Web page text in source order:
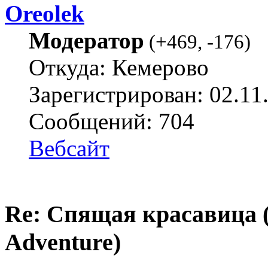
Oreolek
Модератор (+469, -176)
Откуда: Кемерово
Зарегистрирован:
Сообщений: 704
Вебсайт
Re: Спящая красавица
Adventure)